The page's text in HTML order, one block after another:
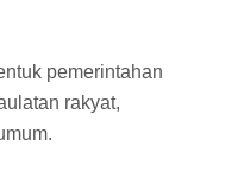
pemerintahan
rakyat,